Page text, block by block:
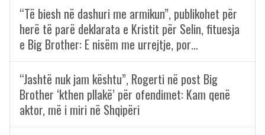
“Të biesh në dashuri me armikun”, publikohet për
herë të parë deklarata e Kristit për Selin, fituesja
e Big Brother: E nisëm me urrejtje, por…
“Jashtë nuk jam kështu”, Rogerti në post Big
Brother ‘kthen pllakë’ për ofendimet: Kam qenë
aktor, më i miri në Shqipëri